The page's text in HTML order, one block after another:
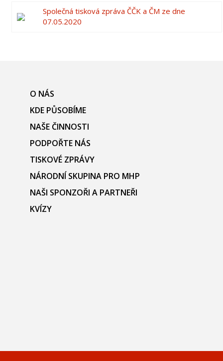
Společná tisková zpráva ČČK a ČM ze dne
07.05.2020
O NÁS
KDE PŮSOBÍME
NAŠE ČINNOSTI
PODPOŘTE NÁS
TISKOVÉ ZPRÁVY
NÁRODNÍ SKUPINA PRO MHP
NAŠI SPONZOŘI A PARTNEŘI
KVÍZY